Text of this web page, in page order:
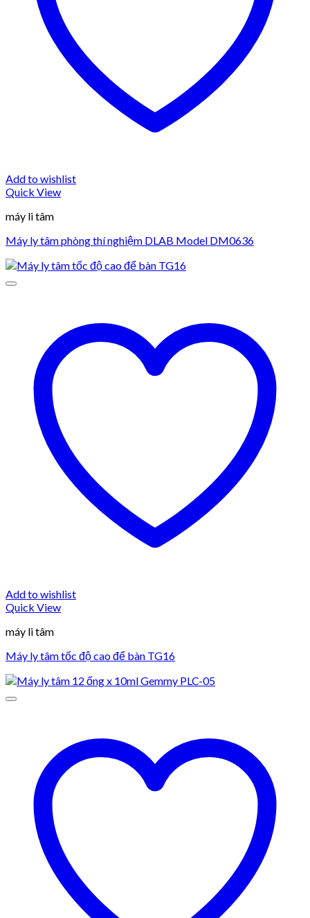
Add to wishlist
Quick View
máy li tâm
Máy ly tâm phòng thí nghiệm DLAB Model DM0636
Add to wishlist
Quick View
máy li tâm
Máy ly tâm tốc độ cao để bàn TG16